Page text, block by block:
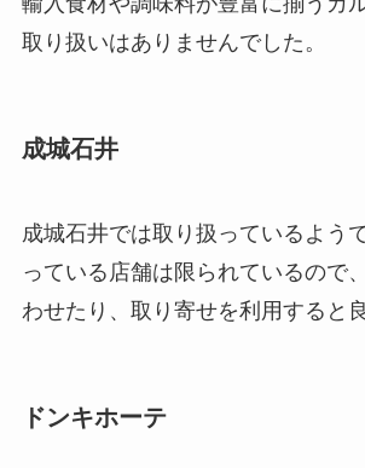
取り扱いはありませんでした。
成城石井
成城石井では取り扱っているよう
っている店舗は限られているので
わせたり、取り寄せを利用すると
ドンキホーテ